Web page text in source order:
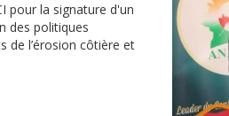
pour la signature d'un
des politiques
de l’érosion côtière et